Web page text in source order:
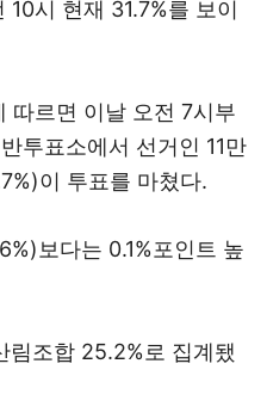
시 현재 31.7%를 보이
따르면 이날 오전 7시부
투표소에서 선거인 11만
이 투표를 마쳤다.
보다는 0.1%포인트 높
림조합 25.2%로 집계됐